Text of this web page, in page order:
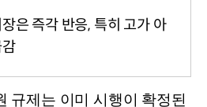
은 즉각 반응, 특히 고가 아
규제는 이미 시행이 확정된